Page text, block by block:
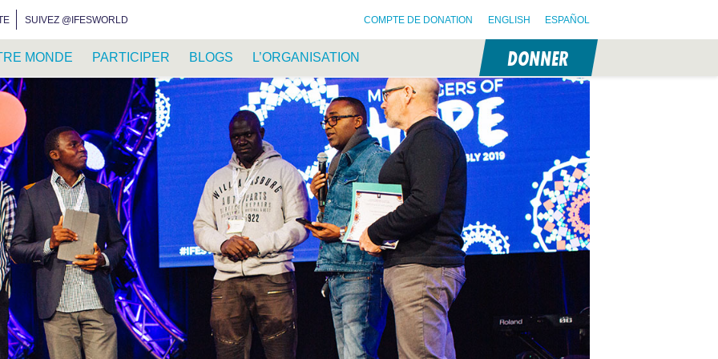
SUIVEZ @IFESWORLD COMPTE DE DONATION ENGLISH ESPAÑOL
MONDE PARTICIPER BLOGS L’ORGANISATION DONNER